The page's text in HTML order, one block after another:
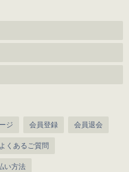
ジ 会員登録 会員退会
よくあるご質問
い方法